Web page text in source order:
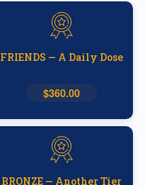
FRIENDS — A Daily Dose
$360.00
BRONZE — Another Tier